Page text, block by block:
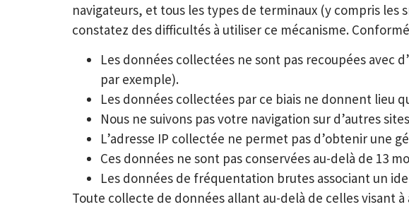
navigateurs, et tous les types de terminaux (y compris
constatez des difficultés à utiliser ce mécanisme.
Les données collectées ne sont pas recoupées
par exemple).
Les données collectées par ce biais ne donnent lieu
Nous ne suivons pas votre navigation sur d’autres
L’adresse IP collectée ne permet pas d’obtenir une
Ces données ne sont pas conservées au-delà de 13
Les données de fréquentation brutes associant un
Toute collecte de données allant au-delà de celles visant